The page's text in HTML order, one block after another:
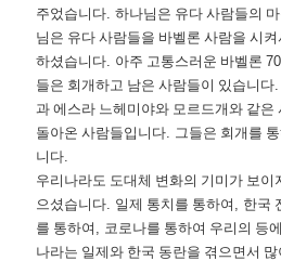
주었습니다.하나님은 유다 사람들의
님은 유다 사람들을 바벨론 사람을 시
하셨습니다. 아주 고통스러운 바벨론70
들은 회개하고 남은 사람들이 있습니다.
과 에스라 느헤미야와 모르드개와 같은
돌아온 사람들입니다. 그들은 회개를
니다.
우리나라도 도대체 변화의 기미가 보이
으셨습니다. 일제 통치를 통하여 , 한국
를 통하여 , 코로나를 통하여 우리의 등
나라는 일제와 한국 동란을 겪으면서